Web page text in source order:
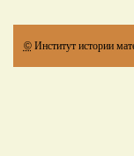
© Институт истории